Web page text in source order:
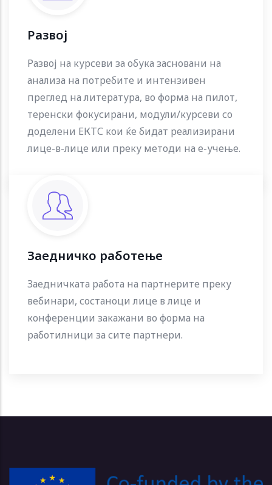
Развој
Развој на курсеви за обука засновани на
анализа на потребите и интензивен
преглед на литература, во форма на пилот,
теренски фокусирани, модули/курсеви со
доделени ЕКТС кои ќе бидат реализирани
лице-в-лице или преку методи на е-учење.
Заедничко работење
Заедничката работа на партнерите преку
вебинари, состаноци лице в лице и
конференции закажани во форма на
работилници за сите партнери.